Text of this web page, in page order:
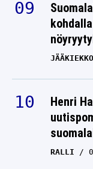
JÄÄKIEKKO
Henri
RALLI